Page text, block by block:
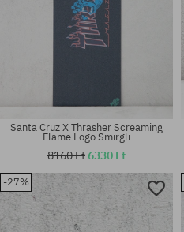
Elérhető méretek:
8.0
Santa Cruz X Thrasher Screaming
Flame Logo Smirgli
8160 Ft6330 Ft
-27%